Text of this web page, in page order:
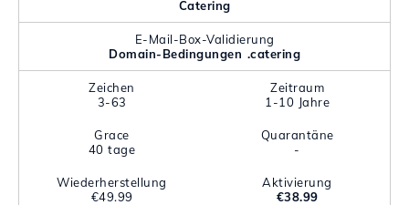
Catering
E-Mail-Box-Validierung
Domain-Bedingungen .catering
Zeichen
3-63
Zeitraum
1-10 Jahre
Grace
40 tage
Quarantäne
-
Wiederherstellung
€49.99
Aktivierung
€38.99